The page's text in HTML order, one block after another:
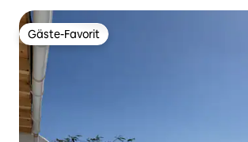
Gäste-Favorit
Gäste-Favorit